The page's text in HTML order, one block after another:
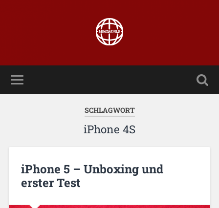
SCHLAGWORT
iPhone 4S
iPhone 5 – Unboxing und
erster Test